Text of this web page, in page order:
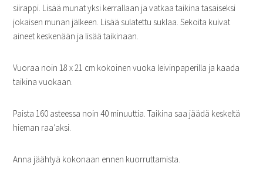
siirappi. Lisää munat yksi kerrallaan ja vatkaa taikina tasaiseksi
jokaisen munan jälkeen. Lisää sulatettu suklaa. Sekoita kuivat
aineet keskenään ja lisää taikinaan.
Vuoraa noin 18 x 21 cm kokoinen vuoka leivinpaperilla ja kaada
taikina vuokaan.
Paista 160 asteessa noin 40 minuuttia. Taikina saa jäädä keskeltä
hieman raa’aksi.
Anna jäähtyä kokonaan ennen kuorruttamista.